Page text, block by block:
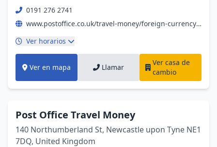
0191 276 2741
www.postoffice.co.uk/travel-money/foreign-currency?campaignid=gmb%7Efx%7Enil%7Ebp%7Epromo%7E19052023%7E&y_source=1_NjI1MDU2MTItNzE1LWxvY2F0aW9uLndlYnNpdGU%3D
Ver horarios
Ver en mapa Llamar
Ver casa de
cambio
Post Office Travel Money
140 Northumberland St, Newcastle upon Tyne NE1
7DQ, United Kingdom